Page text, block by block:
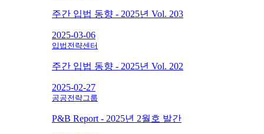
주간 입법 동향 - 2025년 Vol. 203
2025-03-06
입법전략센터
주간 입법 동향 - 2025년 Vol. 202
2025-02-27
공공전략그룹
P&B Report - 2025년 2월호 발간